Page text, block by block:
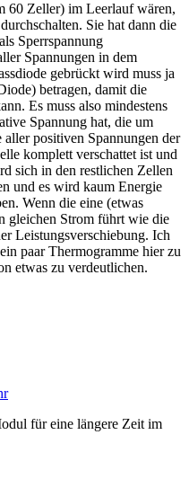
60 Zeller) im Leerlauf wären,
Sie hat dann die
Sperrspannung
Spannungen in dem
gebrückt wird muss ja
betragen, damit die
Es muss also mindestens
Spannung hat, die um
positiven Spannungen der
komplett verschattet ist und
sich in den restlichen Zellen
und es wird kaum Energie
Wenn die eine (etwas
gleichen Strom führt wie die
Leistungsverschiebung. Ich
paar Thermogramme hier zu
etwas zu verdeutlichen.
für eine längere Zeit im